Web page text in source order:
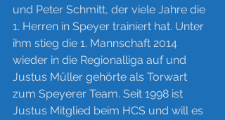
und Peter Schmitt, der viele Jahre die
1. Herren in Speyer trainiert hat. Unter
ihm stieg die 1. Mannschaft 2014
wieder in die Regionalliga auf und
Justus Müller gehörte als Torwart
zum Speyerer Team. Seit 1998 ist
Justus Mitglied beim HCS und will es